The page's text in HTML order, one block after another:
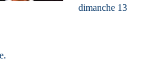
dimanche 13